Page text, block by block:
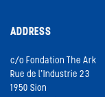
ADDRESS
c/o Fondation The Ark
Rue de l’Industrie 23
1950 Sion